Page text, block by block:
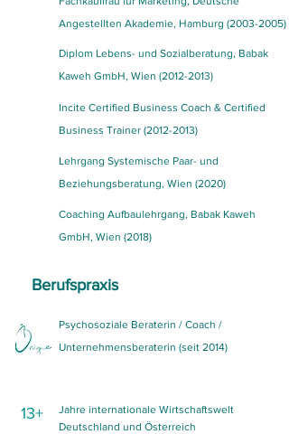
Angestellten Akademie, Hamburg (2003-2005)
Diplom Lebens- und Sozialberatung, Babak
Kaweh GmbH, Wien (2012-2013)
Incite Certified Business Coach & Certified
Business Trainer (2012-2013)
Lehrgang Systemische Paar- und
Beziehungsberatung, Wien (2020)
Coaching Aufbaulehrgang, Babak Kaweh
GmbH, Wien (2018)
Berufspraxis
Psychosoziale Beraterin / Coach /
Unternehmensberaterin (seit 2014)
13+
Jahre internationale Wirtschaftswelt
Deutschland und Österreich